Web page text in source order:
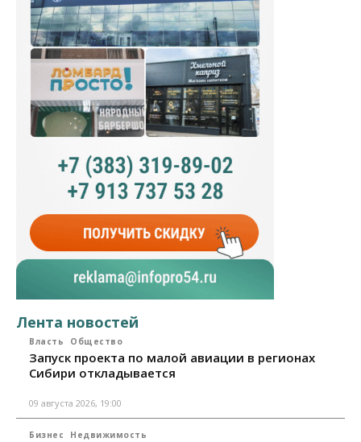
Лента новостей
Власть Общество
Запуск проекта по малой авиации в регионах
Сибири откладывается
09 августа 2026, 19:00
Бизнес Недвижимость